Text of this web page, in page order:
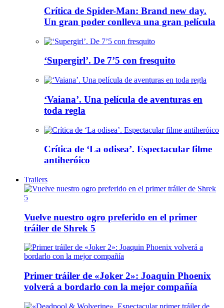
Crítica de Spider-Man: Brand new day.
Un gran poder conlleva una gran película
‘Supergirl’. De 7’5 con fresquito
‘Vaiana’. Una película de aventuras en
toda regla
Crítica de ‘La odisea’. Espectacular filme
antiheróico
Trailers
Vuelve nuestro ogro preferido en el primer
tráiler de Shrek 5
Primer tráiler de «Joker 2»: Joaquin Phoenix
volverá a bordarlo con la mejor compañía